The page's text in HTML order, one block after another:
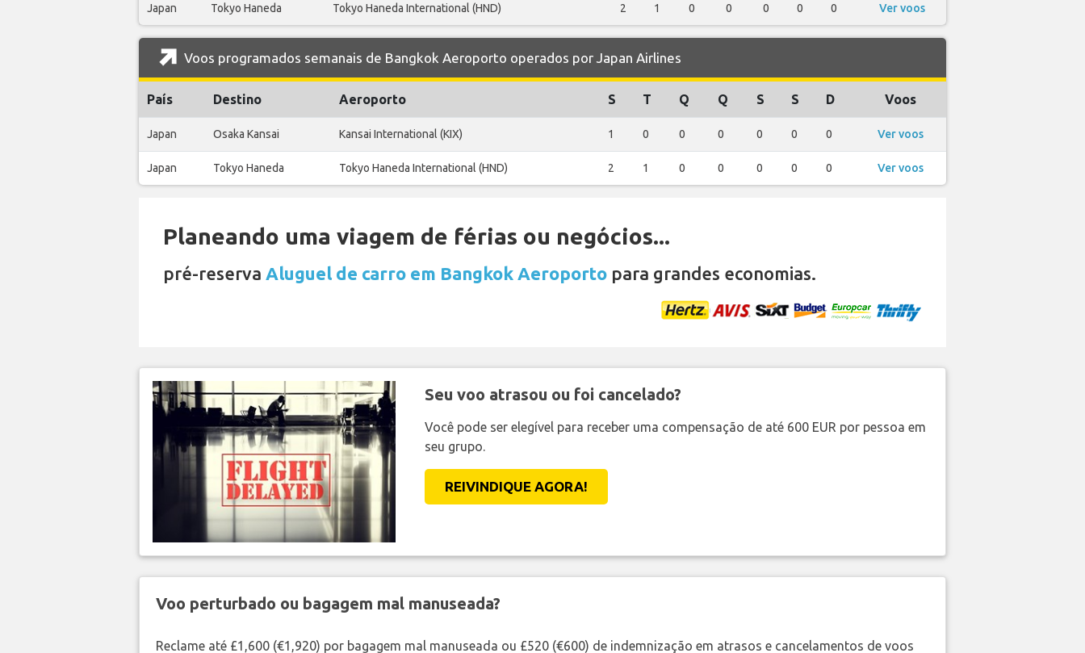
Japan Tokyo Haneda Tokyo Haneda International (HND) 2 1 0 0 0 0 0 Ver voos
Voos programados semanais de Bangkok Aeroporto operados por Japan Airlines
País Destino Aeroporto S T Q Q S S D Voos
Japan Osaka Kansai Kansai International (KIX) 1 0 0 0 0 0 0 Ver voos
Japan Tokyo Haneda Tokyo Haneda International (HND) 2 1 0 0 0 0 0 Ver voos
Planeando uma viagem de férias ou negócios...
pré-reserva Aluguel de carro em Bangkok Aeroporto para grandes economias.
Seu voo atrasou ou foi cancelado?
Você pode ser elegível para receber uma compensação de até 600 EUR por pessoa em
seu grupo.
REIVINDIQUE AGORA!
Voo perturbado ou bagagem mal manuseada?
Reclame até £1,600 (€1,920) por bagagem mal manuseada ou £520 (€600) de indemnização em atrasos e cancelamentos de voos